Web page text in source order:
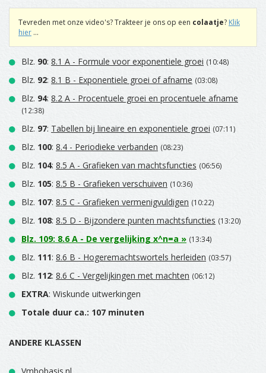
Tevreden met onze video's? Trakteer je ons op een colaatje? Klik
hier ...
Blz. 90: 8.1 A - Formule voor exponentiele groei (10:48)
Blz. 92: 8.1 B - Exponentiele groei of afname (03:08)
Blz. 94: 8.2 A - Procentuele groei en procentuele afname
(12:38)
Blz. 97: Tabellen bij lineaire en exponentiele groei (07:11)
Blz. 100: 8.4 - Periodieke verbanden (08:23)
Blz. 104: 8.5 A - Grafieken van machtsfuncties (06:56)
Blz. 105: 8.5 B - Grafieken verschuiven (10:36)
Blz. 107: 8.5 C - Grafieken vermenigvuldigen (10:22)
Blz. 108: 8.5 D - Bijzondere punten machtsfuncties (13:20)
Blz. 109: 8.6 A - De vergelijking x^n=a » (13:34)
Blz. 111: 8.6 B - Hogeremachtswortels herleiden (03:57)
Blz. 112: 8.6 C - Vergelijkingen met machten (06:12)
EXTRA: Wiskunde uitwerkingen
Totale duur ca.: 107 minuten
ANDERE KLASSEN
Vmbobasis.nl